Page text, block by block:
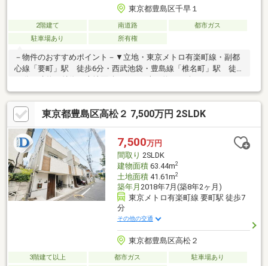
東京都豊島区千早１
2階建て 南道路
都市ガス
駐車場あり
所有権
－物件のおすすめポイント－▼立地・東京メトロ有楽町線・副都
心線「要町」駅 徒歩6分・西武池袋・豊島線「椎名町」駅 徒歩
11分▼建物の特徴・土地面積208.04平米（約62.93坪） ※セット
バック部分約2.6平米含む・大成建設 旧施工 「パルコン」 RC
住宅・建物面積227.72平米（約68.88坪）・平成4年2月築▼お部屋
の特徴・8LDK・南向き・日当たり良好・L字型キッチン・各居室
採光設計・キッチン、浴室、洗面に窓があり通気性良好・トイレ2
か所（1F、2F）・充実した収納スペース・ルーフバルコニーあり
物件の詳細はお気軽にお問い合わせください。
東京都豊島区高松２ 7,500万円 2SLDK
7,500万円
間取り 2SLDK
建物面積63.44m2
土地面積41.61m2
築年月 2018年7月(築8年2ヶ月)
東京メトロ有楽町線 要町駅 徒歩7
分
その他の交通
東京都豊島区高松２
3階建て以上 都市ガス
駐車場あり